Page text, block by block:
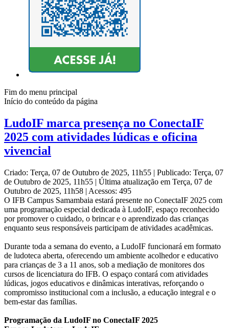
Fim do menu principal
Início do conteúdo da página
LudoIF marca presença no ConectaIF
2025 com atividades lúdicas e oficina
vivencial
Criado: Terça, 07 de Outubro de 2025, 11h55 | Publicado: Terça, 07
de Outubro de 2025, 11h55 | Última atualização em Terça, 07 de
Outubro de 2025, 11h58 | Acessos: 495
O IFB Campus Samambaia estará presente no ConectaIF 2025 com
uma programação especial dedicada à LudoIF, espaço reconhecido
por promover o cuidado, o brincar e o aprendizado das crianças
enquanto seus responsáveis participam de atividades acadêmicas.
Durante toda a semana do evento, a LudoIF funcionará em formato
de ludoteca aberta, oferecendo um ambiente acolhedor e educativo
para crianças de 3 a 11 anos, sob a mediação de monitores dos
cursos de licenciatura do IFB. O espaço contará com atividades
lúdicas, jogos educativos e dinâmicas interativas, reforçando o
compromisso institucional com a inclusão, a educação integral e o
bem-estar das famílias.
Programação da LudoIF no ConectaIF 2025